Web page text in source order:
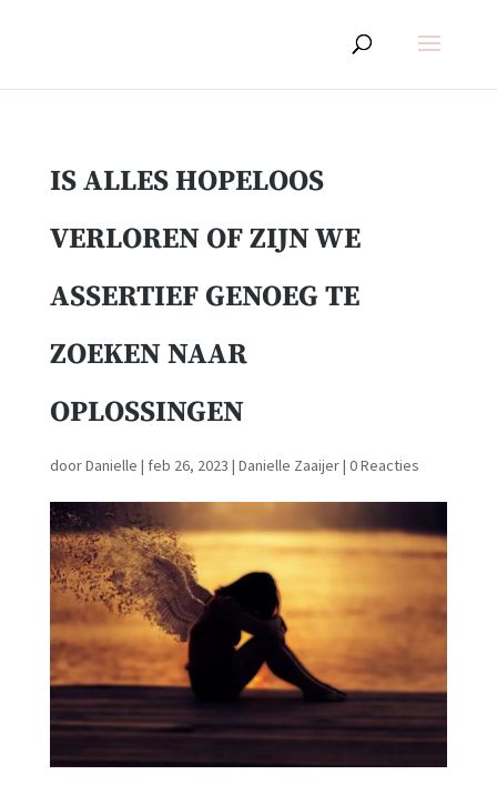
IS ALLES HOPELOOS
VERLOREN OF ZIJN WE
ASSERTIEF GENOEG TE
ZOEKEN NAAR
OPLOSSINGEN
doorDanielle | feb 26, 2023 | Danielle Zaaijer| 0 Reacties